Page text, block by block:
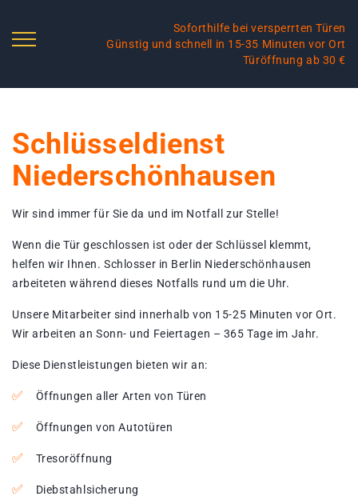
Soforthilfe bei versperrten Türen
Günstig und schnell in 15-35 Minuten vor Ort
Türöffnung ab 30 €
Schlüsseldienst
Niederschönhausen
Wir sind immer für Sie da und im Notfall zur Stelle!
Wenn die Tür geschlossen ist oder der Schlüssel klemmt,
helfen wir Ihnen. Schlosser in Berlin Niederschönhausen
arbeiteten während dieses Notfalls rund um die Uhr.
Unsere Mitarbeiter sind innerhalb von 15-25 Minuten vor Ort.
Wir arbeiten an Sonn- und Feiertagen – 365 Tage im Jahr.
Diese Dienstleistungen bieten wir an:
Öffnungen aller Arten von Türen
Öffnungen von Autotüren
Tresoröffnung
Diebstahlsicherung